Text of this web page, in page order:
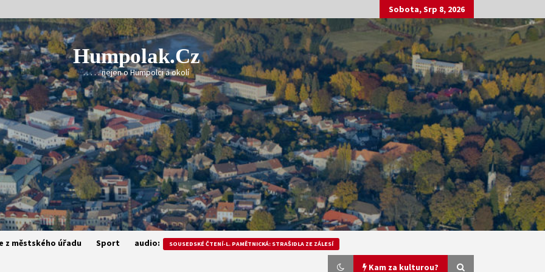
Sobota, Srp 8, 2026
Humpolak.cz
. . . . . nejen o Humpolci a okolí
z městského úřadu Sport audio: SOUSEDSKÉ ČTENÍ-L. PAMĚTNICKÁ: STRAŠIDLA ZE ZÁLESÍ
Kam za kulturou?